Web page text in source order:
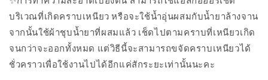
บริเวณที่เกิดคราบเหนียว หรือจะใช้น้ำอุ่นผสมกับน้ำยาล้างจาน
จากนั้นใช้ผ้าชุบน้ำยาที่ผสมแล้ว เช็ดไปตามคราบที่เหนียวเกิด
จนกว่าจะออกทั้งหมด แต่วิธีนี้จะสามารถขจัดคราบเหนียวได้
ชั่วคราวเพื่อใช้งานไปได้อีกแค่สักระยะเท่านั้นนะคะ